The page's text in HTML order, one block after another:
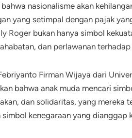
nasionalisme akan
yang setimpal dengan pajak
Roger bukan hanya simbol
dan perlawanan
Firman Wijaya dari
bahwa anak muda mencari
dan solidaritas, yang mereka
kenegaraan yang dianggap